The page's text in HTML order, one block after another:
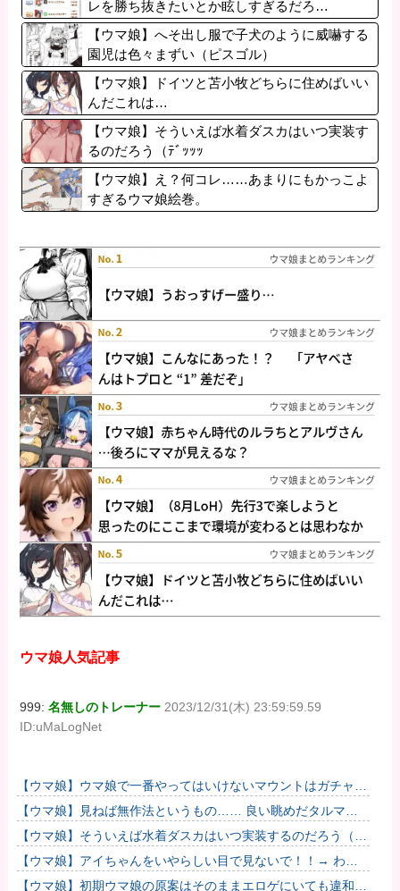
レを勝ち抜きたいとか眩しすぎるだろ…
【ウマ娘】へそ出し服で子犬のように威嚇する
園児は色々まずい（ピスゴル）
【ウマ娘】ドイツと苫小牧どちらに住めばいい
んだこれは…
【ウマ娘】そういえば水着ダスカはいつ実装す
るのだろう（ﾃﾞｯｯｯ
【ウマ娘】え？何コレ……あまりにもかっこよ
すぎるウマ娘絵巻。
ウマ娘人気記事
999:名無しのトレーナー 2023/12/31(木) 23:59:59.59
ID:uMaLogNet
【ウマ娘】ウマ娘で一番やってはいけないマウントはガチャで
も育成でもグッズでもなく、これ。
【ウマ娘】見ねば無作法というもの…… 良い眺めだタルマ
エ…（殴
【ウマ娘】そういえば水着ダスカはいつ実装するのだろう（ﾃﾞ
ｯｯｯ
【ウマ娘】アイちゃんをいやらしい目で見ないで！！→ わか
りました…
【ウマ娘】初期ウマ娘の原案はそのままエロゲにいても違和感